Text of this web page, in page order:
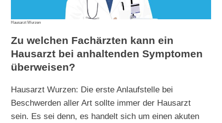
Hausarzt Wurzen
Zu welchen Fachärzten kann ein
Hausarzt bei anhaltenden Symptomen
überweisen?
Hausarzt Wurzen: Die erste Anlaufstelle bei
Beschwerden aller Art sollte immer der Hausarzt
sein. Es sei denn, es handelt sich um einen akuten